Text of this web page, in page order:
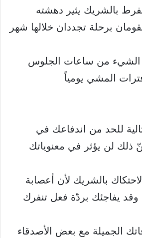
بالشريك يثير دهشته
برحلة تجددان خلالها شهر
من ساعات الجلوس
المشي يومياً
للحد من اندفاعك في
ذلك لن يؤثر في معنوياتك
بالشريك لأن أعصابة
يفاجئك بردّة فعل تنفرك
الجميلة مع بعض الأصدقاء